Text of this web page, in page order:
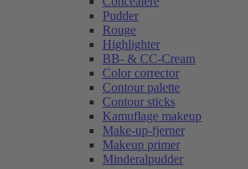
Pudder
Rouge
Highlighter
BB- & CC-Cream
Color corrector
Contour palette
Contour sticks
Kamuflage makeup
Make-up-fjerner
Makeup primer
Minderalpudder